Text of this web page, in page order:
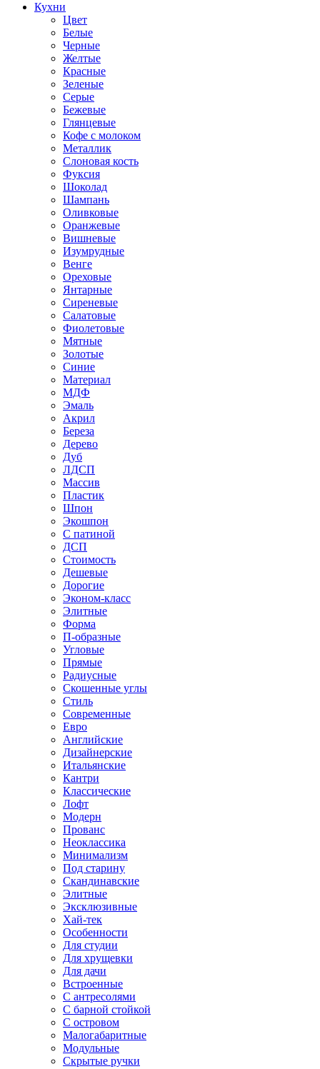
Кухни
Цвет
Белые
Черные
Желтые
Красные
Зеленые
Серые
Бежевые
Глянцевые
Кофе с молоком
Металлик
Слоновая кость
Фуксия
Шоколад
Шампань
Оливковые
Оранжевые
Вишневые
Изумрудные
Венге
Ореховые
Янтарные
Сиреневые
Салатовые
Фиолетовые
Мятные
Золотые
Синие
Материал
МДФ
Эмаль
Акрил
Береза
Дерево
Дуб
ЛДСП
Массив
Пластик
Шпон
Экошпон
С патиной
ДСП
Стоимость
Дешевые
Дорогие
Эконом-класс
Элитные
Форма
П-образные
Угловые
Прямые
Радиусные
Скошенные углы
Стиль
Современные
Евро
Английские
Дизайнерские
Итальянские
Кантри
Классические
Лофт
Модерн
Прованс
Неоклассика
Минимализм
Под старину
Скандинавские
Элитные
Эксклюзивные
Хай-тек
Особенности
Для студии
Для хрущевки
Для дачи
Встроенные
С антресолями
С барной стойкой
С островом
Малогабаритные
Модульные
Скрытые ручки